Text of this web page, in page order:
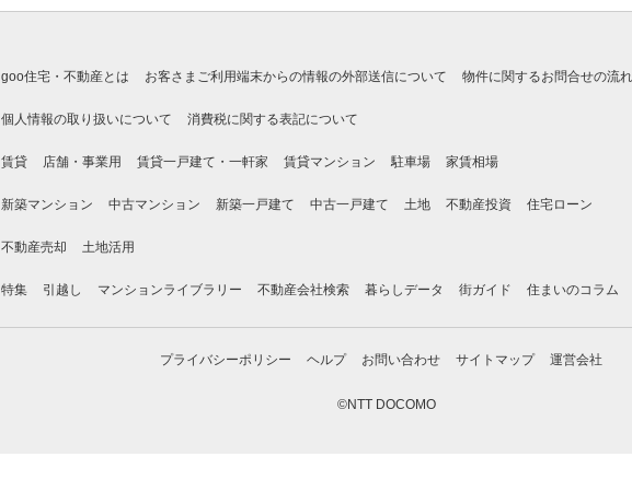
goo住宅・不動産とは お客さまご利用端末からの情報の外部送信について 物件に関するお問合せの流れ
個人情報の取り扱いについて 消費税に関する表記について
賃貸 店舗・事業用 賃貸一戸建て・一軒家 賃貸マンション 駐車場 家賃相場
新築マンション 中古マンション 新築一戸建て 中古一戸建て 土地 不動産投資 住宅ローン
不動産売却 土地活用
特集 引越し マンションライブラリー 不動産会社検索 暮らしデータ 街ガイド 住まいのコラム
プライバシーポリシー ヘルプ お問い合わせ サイトマップ 運営会社
©NTT DOCOMO